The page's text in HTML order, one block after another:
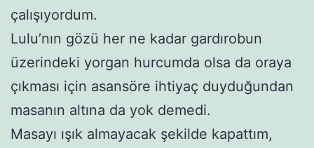
çalışıyordum.
Lulu’nın gözü her ne kadar gardırobun
üzerindeki yorgan hurcumda olsa da oraya
çıkması için asansöre ihtiyaç duyduğundan
masanın altına da yok demedi.
Masayı ışık almayacak şekilde kapattım,